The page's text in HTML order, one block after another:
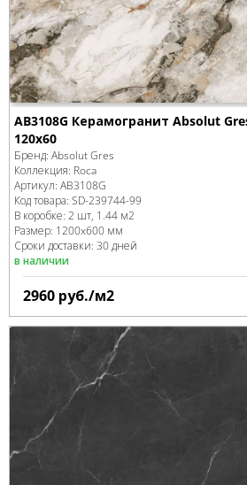
AB3108G Керамогранит Absolut
120x60
Бренд: Absolut Gres
Коллекция: Roca
Артикул: AB3108G
Код товара: SD-239744-99
В коробке: 2 шт, 1.44 м2
Размер: 1200x600 мм
Сроки доставки: 30 дней
в наличии
2960 руб./м2